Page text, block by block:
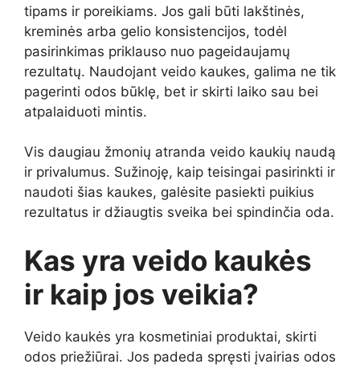
tipams ir poreikiams. Jos gali būti lakštinės,
kreminės arba gelio konsistencijos, todėl
pasirinkimas priklauso nuo pageidaujamų
rezultatų. Naudojant veido kaukes, galima ne tik
pagerinti odos būklę, bet ir skirti laiko sau bei
atpalaiduoti mintis.
Vis daugiau žmonių atranda veido kaukių naudą
ir privalumus. Sužinoję, kaip teisingai pasirinkti ir
naudoti šias kaukes, galėsite pasiekti puikius
rezultatus ir džiaugtis sveika bei spindinčia oda.
Kas yra veido kaukės
ir kaip jos veikia?
Veido kaukės yra kosmetiniai produktai, skirti
odos priežiūrai. Jos padeda spręsti įvairias odos